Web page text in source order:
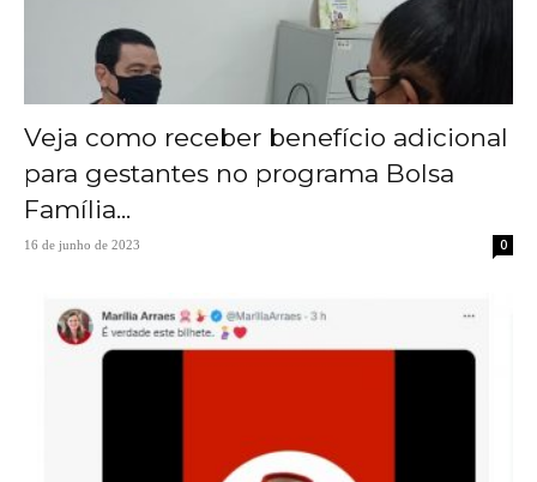
Veja como receber benefício adicional
para gestantes no programa Bolsa
Família...
16 de junho de 2023 0